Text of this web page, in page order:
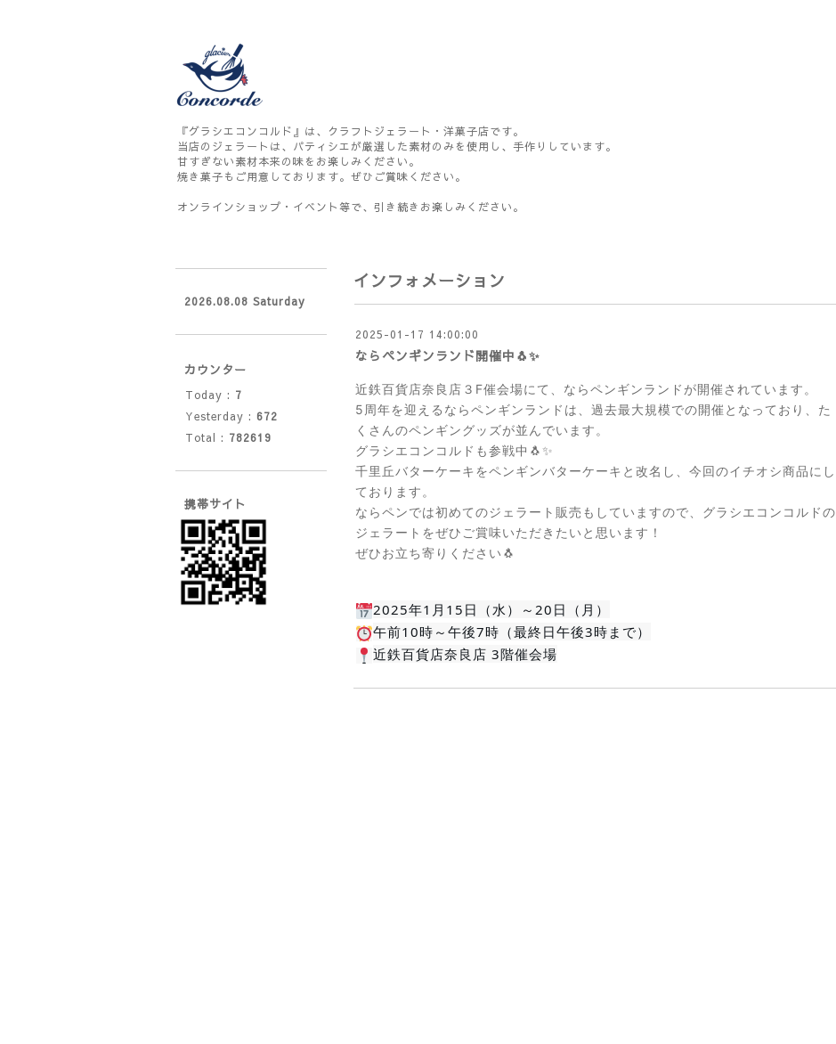
『グラシエコンコルド』は、クラフトジェラート・洋菓子店です。
当店のジェラートは、パティシエが厳選した素材のみを使用し、手作りしています。
甘すぎない素材本来の味をお楽しみください。
焼き菓子もご用意しております。ぜひご賞味ください。
オンラインショップ・イベント等で、引き続きお楽しみください。
インフォメーション
2025-01-17 14:00:00
ならペンギンランド開催中🐧✨
近鉄百貨店奈良店３F催会場にて、ならペンギンランドが開催されています。
5周年を迎えるならペンギンランドは、過去最大規模での開催となっており、た
くさんのペンギングッズが並んでいます。
グラシエコンコルドも参戦中🐧✨
千里丘バターケーキをペンギンバターケーキと改名し、今回のイチオシ商品にし
ております。
ならペンでは初めてのジェラート販売もしていますので、グラシエコンコルドの
ジェラートをぜひご賞味いただきたいと思います！
ぜひお立ち寄りください🐧
2025年1月15日（水）～20日（月）
午前10時～午後7時（最終日午後3時まで）
近鉄百貨店奈良店 3階催会場
2026.08.08 Saturday
カウンター
Today : 7
Yesterday : 672
Total : 782619
携帯サイト